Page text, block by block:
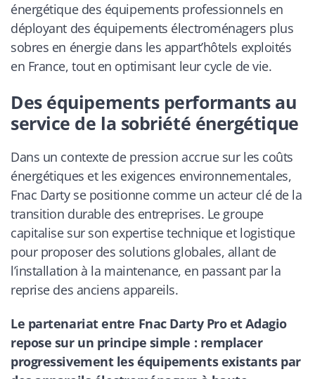
énergétique des équipements professionnels en
déployant des équipements électroménagers plus
sobres en énergie dans les appart’hôtels exploités
en France, tout en optimisant leur cycle de vie.
Des équipements performants au
service de la sobriété énergétique
Dans un contexte de pression accrue sur les coûts
énergétiques et les exigences environnementales,
Fnac Darty se positionne comme un acteur clé de la
transition durable des entreprises. Le groupe
capitalise sur son expertise technique et logistique
pour proposer des solutions globales, allant de
l’installation à la maintenance, en passant par la
reprise des anciens appareils.
Le partenariat entre Fnac Darty Pro et Adagio
repose sur un principe simple : remplacer
progressivement les équipements existants par